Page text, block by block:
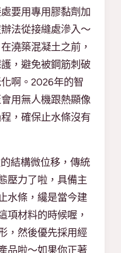
要用專用膠黏劑加
法從接縫處滲入～
在澆築混凝土之前，
，避免被鋼筋刺破
啊。2026年的智
用無人機跟熱顯像
，確保止水條沒有
結構微位移，傳統
壓力了啦，具備主
水條，纔是當今建
項材料的時候喔，
，然後優先採用經
品啦～如果你正著